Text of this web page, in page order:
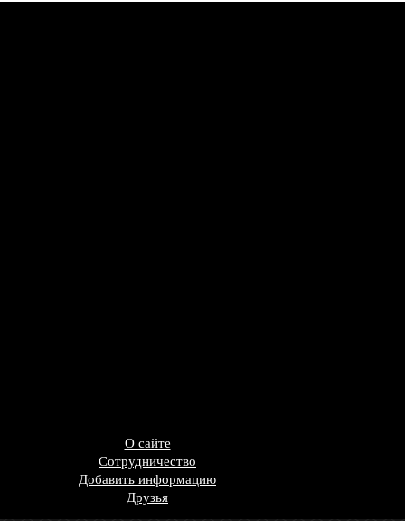
О сайте
Сотрудничество
Добавить информацию
Друзья